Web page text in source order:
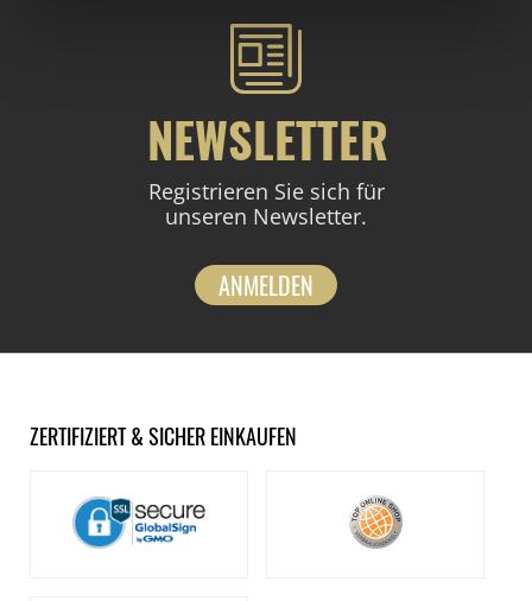
NEWSLETTER
Registrieren Sie sich für
unseren Newsletter.
ANMELDEN
ZERTIFIZIERT & SICHER EINKAUFEN